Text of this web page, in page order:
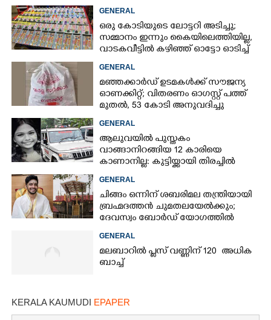
GENERAL
ഒരു കോടിയുടെ ലോട്ടറി അടിച്ചു;
സമ്മാനം ഇന്നും കൈയിലെത്തിയില്ല,
വാടകവീട്ടിൽ കഴിഞ്ഞ് ഓട്ടോ ഓടിച്ച്
GENERAL
മഞ്ഞക്കാർഡ് ഉടമകൾക്ക് സൗജന്യ
ഓണക്കിറ്റ്; വിതരണം ഓഗസ്റ്റ് പത്ത്
മുതൽ, 53 കോടി അനുവദിച്ചു
GENERAL
ആലുവയിൽ പുസ്തകം
വാങ്ങാനിറങ്ങിയ 12 കാരിയെ
കാണാനില്ല: കുട്ടിയ്ക്കായി തിരച്ചിൽ
GENERAL
ചിങ്ങം ഒന്നിന് ശബരിമല തന്ത്രിയായി
ബ്രഹ്മദത്തൻ ചുമതലയേൽക്കും;
ദേവസ്വം ബോർഡ് യോഗത്തിൽ
GENERAL
മലബാറിൽ പ്ലസ് വണ്ണിന് 120 അധിക
ബാച്ച്
KERALA KAUMUDI EPAPER